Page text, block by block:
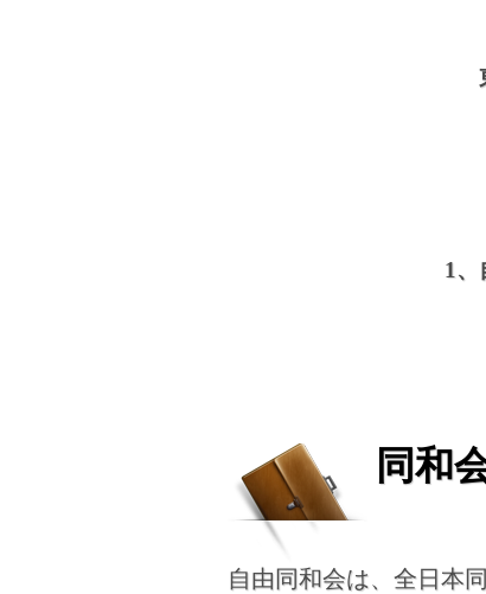
1、
同和
自由同和会は、全日本